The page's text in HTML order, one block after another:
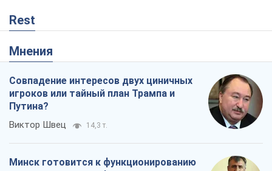
Rest
Мнения
Совпадение интересов двух циничных
игроков или тайный план Трампа и
Путина?
Виктор Швец 14,3 т.
Минск готовится к функционированию